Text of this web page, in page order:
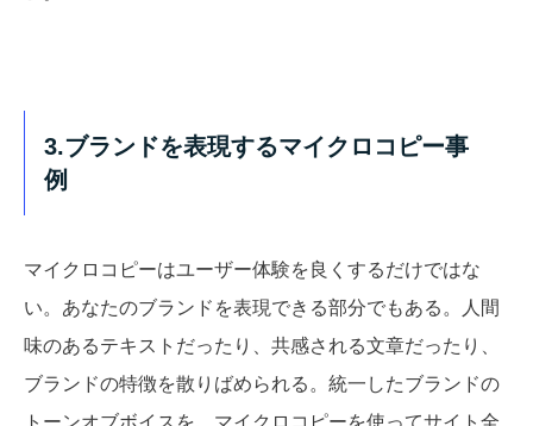
3.ブランドを表現するマイクロコピー事
例
マイクロコピーはユーザー体験を良くするだけではな
い。あなたのブランドを表現できる部分でもある。
人間
味のあるテキストだったり、共感される文章だったり、
ブランドの特徴を散りばめられる。 統一したブランドの